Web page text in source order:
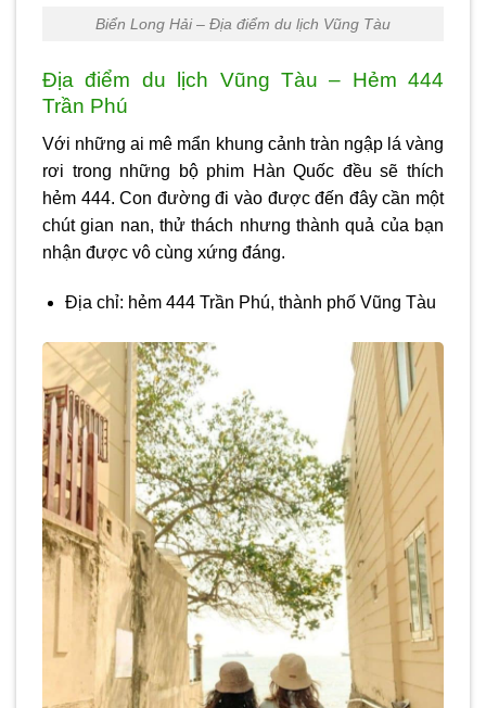
Biển Long Hải – Địa điểm du lịch Vũng Tàu
Địa điểm du lịch Vũng Tàu – Hẻm 444
Trần Phú
Với những ai mê mẩn khung cảnh tràn ngập lá vàng
rơi trong những bộ phim Hàn Quốc đều sẽ thích
hẻm 444. Con đường đi vào được đến đây cần một
chút gian nan, thử thách nhưng thành quả của bạn
nhận được vô cùng xứng đáng.
Địa chỉ: hẻm 444 Trần Phú, thành phố Vũng Tàu